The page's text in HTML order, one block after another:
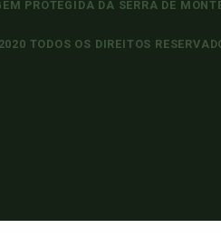
PROTEGIDA DA SERRA DE
TODOS OS DIREITOS